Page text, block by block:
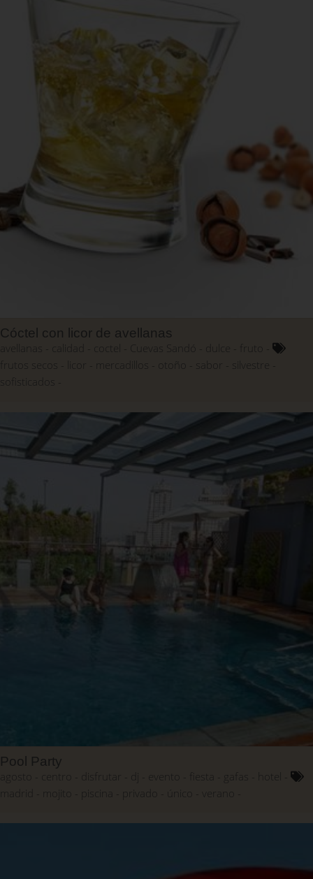
Cóctel con licor de avellanas
avellanas
coctel Cuevas Sandó dulce
fruto
frutos secos
mercadillos otoño
silvestre
sofisticados
Pool Party
agosto
centro disfrutar evento fiesta gafas
hotel
mojito privado verano